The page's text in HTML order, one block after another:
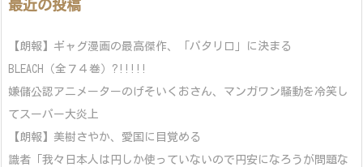
最近の投稿
【朗報】ギャグ漫画の最高傑作、「パタリロ」に決まる
BLEACH（全７４巻）?!!!!!
嫌儲公認アニメーターのげそいくおさん、マンガワン騒動を冷笑し
てスーパー大炎上
【朗報】美樹さやか、愛国に目覚める
識者「我々日本人は円しか使っていないので円安になろうが問題な